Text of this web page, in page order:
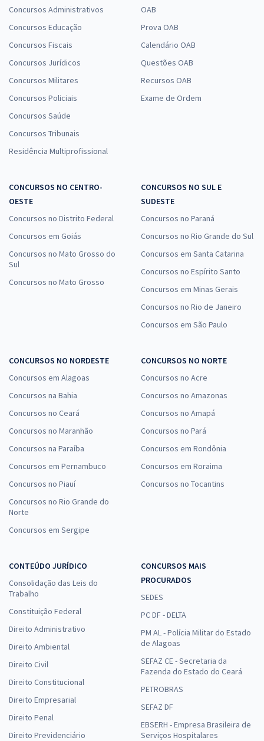
Concursos Administrativos
Concursos Educação
Concursos Fiscais
Concursos Jurídicos
Concursos Militares
Concursos Policiais
Concursos Saúde
Concursos Tribunais
Residência Multiprofissional
OAB
Prova OAB
Calendário OAB
Questões OAB
Recursos OAB
Exame de Ordem
CONCURSOS NO CENTRO-
OESTE
Concursos no Distrito Federal
Concursos em Goiás
Concursos no Mato Grosso do
Sul
Concursos no Mato Grosso
CONCURSOS NO SUL E
SUDESTE
Concursos no Paraná
Concursos no Rio Grande do Sul
Concursos em Santa Catarina
Concursos no Espírito Santo
Concursos em Minas Gerais
Concursos no Rio de Janeiro
Concursos em São Paulo
CONCURSOS NO NORDESTE
Concursos em Alagoas
Concursos na Bahia
Concursos no Ceará
Concursos no Maranhão
Concursos na Paraíba
Concursos em Pernambuco
Concursos no Piauí
Concursos no Rio Grande do
Norte
Concursos em Sergipe
CONCURSOS NO NORTE
Concursos no Acre
Concursos no Amazonas
Concursos no Amapá
Concursos no Pará
Concursos em Rondônia
Concursos em Roraima
Concursos no Tocantins
CONTEÚDO JURÍDICO
Consolidação das Leis do
Trabalho
Constituição Federal
Direito Administrativo
Direito Ambiental
Direito Civil
Direito Constitucional
Direito Empresarial
Direito Penal
Direito Previdenciário
CONCURSOS MAIS
PROCURADOS
SEDES
PC DF - DELTA
PM AL - Polícia Militar do Estado
de Alagoas
SEFAZ CE - Secretaria da
Fazenda do Estado do Ceará
PETROBRAS
SEFAZ DF
EBSERH - Empresa Brasileira de
Serviços Hospitalares